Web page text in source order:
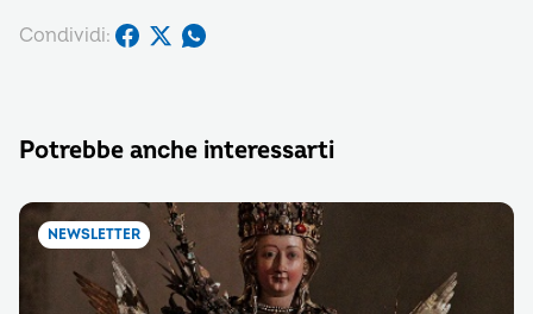
Condividi:
Potrebbe anche interessarti
NEWSLETTER